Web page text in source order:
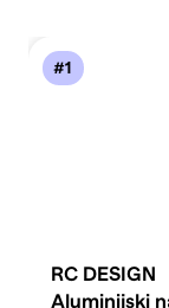
#1
RC DESIGN
Aluminijski